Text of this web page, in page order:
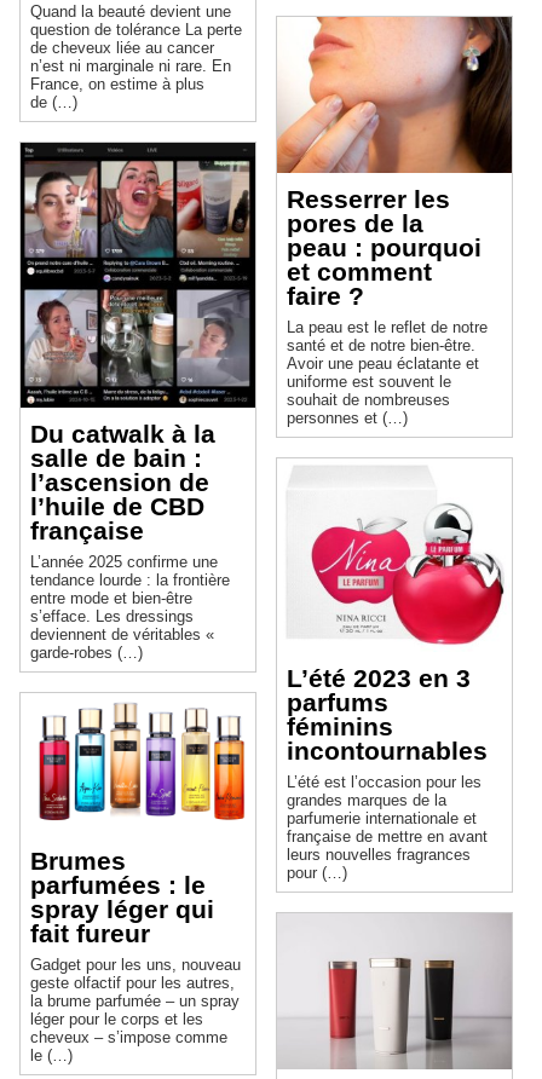
Quand la beauté devient une
question de tolérance La perte
de cheveux liée au cancer
n’est ni marginale ni rare. En
France, on estime à plus
de (…)
Du catwalk à la
salle de bain :
l’ascension de
l’huile de CBD
française
L’année 2025 confirme une
tendance lourde : la frontière
entre mode et bien-être
s’efface. Les dressings
deviennent de véritables «
garde-robes (…)
Brumes
parfumées : le
spray léger qui
fait fureur
Gadget pour les uns, nouveau
geste olfactif pour les autres,
la brume parfumée – un spray
léger pour le corps et les
cheveux – s’impose comme
le (…)
Resserrer les
pores de la
peau : pourquoi
et comment
faire ?
La peau est le reflet de notre
santé et de notre bien-être.
Avoir une peau éclatante et
uniforme est souvent le
souhait de nombreuses
personnes et (…)
L’été 2023 en 3
parfums
féminins
incontournables
L’été est l’occasion pour les
grandes marques de la
parfumerie internationale et
française de mettre en avant
leurs nouvelles fragrances
pour (…)